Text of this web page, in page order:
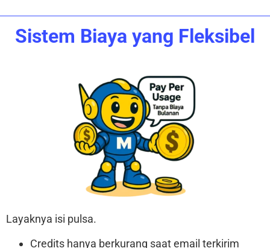
Sistem Biaya yang Fleksibel
Layaknya isi pulsa.
Credits hanya berkurang saat email terkirim